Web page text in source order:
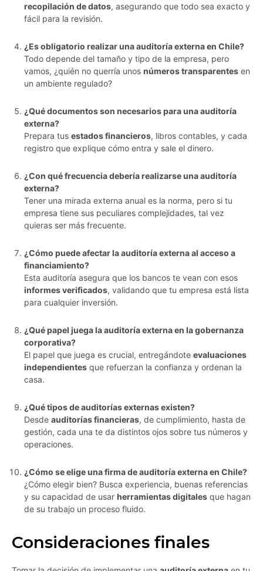
recopilación de datos, asegurando que todo sea exacto y
fácil para la revisión.
¿Es obligatorio realizar una auditoría externa en Chile?
Todo depende del tamaño y tipo de la empresa, pero
vamos, ¿quién no querría unos números transparentes en
un ambiente regulado?
¿Qué documentos son necesarios para una auditoría
externa?
Prepara tus estados financieros, libros contables, y cada
registro que explique cómo entra y sale el dinero.
¿Con qué frecuencia debería realizarse una auditoría
externa?
Tener una mirada externa anual es la norma, pero si tu
empresa tiene sus peculiares complejidades, tal vez
quieras ser más frecuente.
¿Cómo puede afectar la auditoría externa al acceso a
financiamiento?
Esta auditoría asegura que los bancos te vean con esos
informes verificados, validando que tu empresa está lista
para cualquier inversión.
¿Qué papel juega la auditoría externa en la gobernanza
corporativa?
El papel que juega es crucial, entregándote evaluaciones
independientes que refuerzan la confianza y ordenan la
casa.
¿Qué tipos de auditorías externas existen?
Desde auditorías financieras, de cumplimiento, hasta de
gestión, cada una te da distintos ojos sobre tus números y
operaciones.
¿Cómo se elige una firma de auditoría externa en Chile?
¿Cómo elegir bien? Busca experiencia, buenas referencias
y su capacidad de usar herramientas digitales que hagan
de su trabajo un proceso fluido.
Consideraciones finales